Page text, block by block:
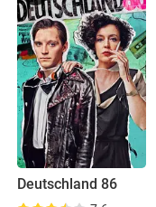
Deutschland 86